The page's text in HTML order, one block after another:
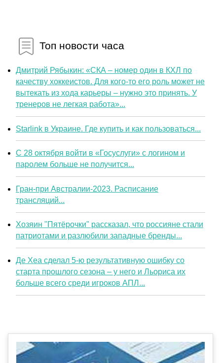
Топ новости часа
Дмитрий Рябыкин: «СКА – номер один в КХЛ по
качеству хоккеистов. Для кого-то его роль может не
вытекать из хода карьеры – нужно это принять. У
тренеров не легкая работа»...
Starlink в Украине. Где купить и как пользоваться...
С 28 октября войти в «Госуслуги» с логином и
паролем больше не получится...
Гран-при Австралии-2023. Расписание
трансляций...
Хозяин "Пятёрочки" рассказал, что россияне стали
патриотами и разлюбили западные бренды...
Де Хеа сделал 5-ю результативную ошибку со
старта прошлого сезона – у него и Льориса их
больше всего среди игроков АПЛ...